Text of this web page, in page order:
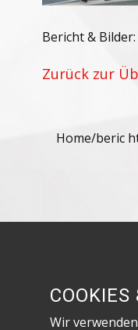
Bericht &
Zurück zur
Home/beric
Wir